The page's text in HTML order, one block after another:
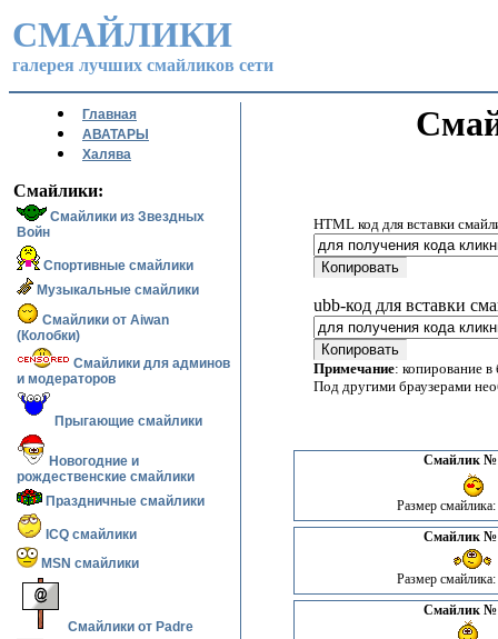
СМАЙЛИКИ
галерея лучших смайликов сети
Главная
АВАТАРЫ
Халява
Смайлики:
Смайлики из Звездных
Войн
Спортивные смайлики
Музыкальные смайлики
Смайлики от Aiwan
(Колобки)
Смайлики для админов
и модераторов
Прыгающие смайлики
Новогодние и
рождественские смайлики
Праздничные смайлики
ICQ смайлики
MSN смайлики
Смайлики от Padre
HTML код для вставки
ubb-код для вставки
Примечание: копирование в
Под другими браузерами
Смайлик №
Размер
Смайлик №
Размер
Смайлик №